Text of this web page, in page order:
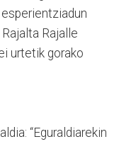
Rajalle
urtetik gorako
“Eguraldiarekin